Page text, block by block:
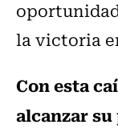
la victoria
Con esta
alcanzar